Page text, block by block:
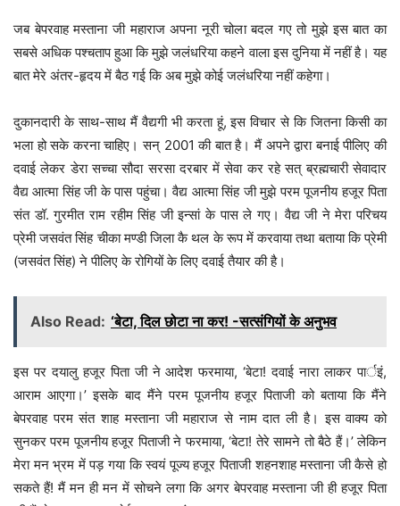
जब बेपरवाह मस्ताना जी महाराज अपना नूरी चोला बदल गए तो मुझे इस बात का
सबसे अधिक पश्चताप हुआ कि मुझे जलंधरिया कहने वाला इस दुनिया में नहीं है। यह
बात मेरे अंतर-हृदय में बैठ गई कि अब मुझे कोई जलंधरिया नहीं कहेगा।
दुकानदारी के साथ-साथ मैं वैद्यगी भी करता हूं, इस विचार से कि जितना किसी का
भला हो सके करना चाहिए। सन् 2001 की बात है। मैं अपने द्वारा बनाई पीलिए की
दवाई लेकर डेरा सच्चा सौदा सरसा दरबार में सेवा कर रहे सत् ब्रह्मचारी सेवादार
वैद्य आत्मा सिंह जी के पास पहुंचा। वैद्य आत्मा सिंह जी मुझे परम पूजनीय हजूर पिता
संत डॉ. गुरमीत राम रहीम सिंह जी इन्सां के पास ले गए। वैद्य जी ने मेरा परिचय
प्रेमी जसवंत सिंह चीका मण्डी जिला कै थल के रूप में करवाया तथा बताया कि प्रेमी
(जसवंत सिंह) ने पीलिए के रोगियों के लिए दवाई तैयार की है।
Also Read: ‘बेटा, दिल छोटा ना कर! -सत्संगियों के अनुभव
इस पर दयालु हजूर पिता जी ने आदेश फरमाया, ‘बेटा! दवाई नारा लाकर पार्इं,
आराम आएगा।’ इसके बाद मैंने परम पूजनीय हजूर पिताजी को बताया कि मैंने
बेपरवाह परम संत शाह मस्ताना जी महाराज से नाम दात ली है। इस वाक्य को
सुनकर परम पूजनीय हजूर पिताजी ने फरमाया, ‘बेटा! तेरे सामने तो बैठे हैं।’ लेकिन
मेरा मन भ्रम में पड़ गया कि स्वयं पूज्य हजूर पिताजी शहनशाह मस्ताना जी कैसे हो
सकते हैं! मैं मन ही मन में सोचने लगा कि अगर बेपरवाह मस्ताना जी ही हजूर पिता